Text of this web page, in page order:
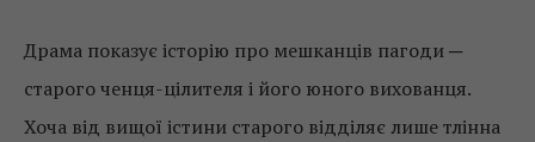
Драма показує історію про мешканців пагоди ─
старого ченця-цілителя і його юного вихованця.
Хоча від вищої істини старого відділяє лише тлінна